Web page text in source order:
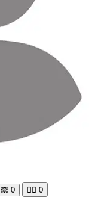
🙈 0 🧘‍♀️ 0